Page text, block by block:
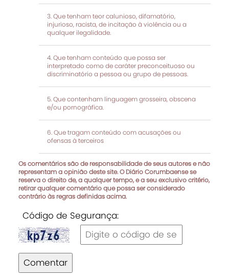
Que tenham teor calunioso, difamatório,
injurioso, racista, de incitação à violência ou a
qualquer ilegalidade.
Que tenham conteúdo que possa ser
interpretado como de caráter preconceituoso ou
discriminatório a pessoa ou grupo de pessoas.
Que contenham linguagem grosseira, obscena
e/ou pornográfica.
Que tragam conteúdo com acusações ou
ofensas à terceiros
Os comentários são de responsabilidade de seus autores e não
representam a opinião deste site. O Diário Corumbaense se
reserva o direito de, a qualquer tempo, e a seu exclusivo critério,
retirar qualquer comentário que possa ser considerado
contrário às regras definidas acima.
Código de Segurança:
Comentar